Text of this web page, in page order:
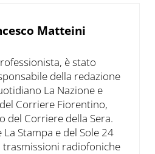
Matteini
è stato
della redazione
La Nazione e
Corriere Fiorentino,
del Corriere della Sera.
Stampa e del Sole 24
radiofoniche